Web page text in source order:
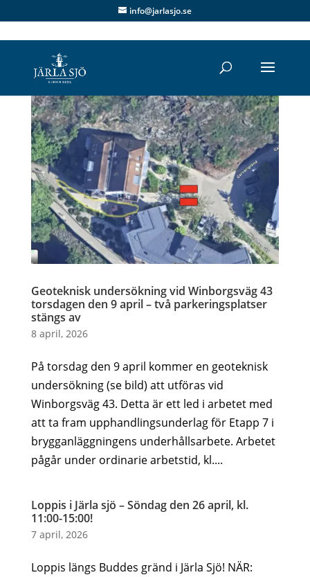
info@jarlasjo.se
Geoteknisk undersökning vid Winborgsväg 43
torsdagen den 9 april – två parkeringsplatser
stängs av
8 april, 2026
På torsdag den 9 april kommer en geoteknisk
undersökning (se bild) att utföras vid
Winborgsväg 43. Detta är ett led i arbetet med
att ta fram upphandlingsunderlag för Etapp 7 i
brygganläggningens underhållsarbete. Arbetet
pågår under ordinarie arbetstid, kl....
Loppis i Järla sjö – Söndag den 26 april, kl.
11:00-15:00!
7 april, 2026
Loppis längs Buddes gränd i Järla Sjö! NÄR: